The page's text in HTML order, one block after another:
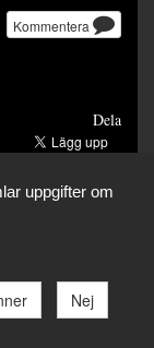
Kommentera
Dela
uppgifter om
Nej